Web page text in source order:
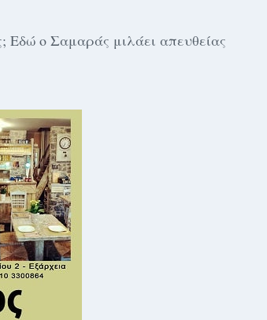
Εδώ ο Σαμαράς μιλάει απευθείας